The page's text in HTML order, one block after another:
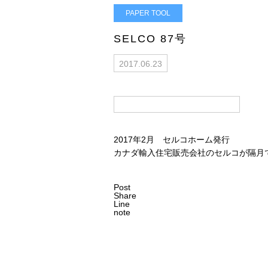
PAPER TOOL
SELCO 87号
2017.06.23
2017年2月 セルコホーム発行
カナダ輸入住宅販売会社のセルコが隔
Post
Share
Line
note